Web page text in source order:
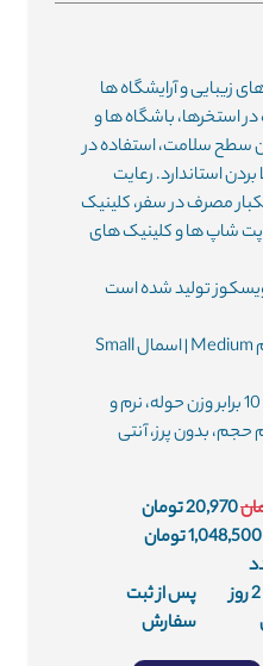
زیبایی و آرایشگاه ها
استخرها، باشگاه ها و
سطح سلامت، استفاده در
استاندارد. رعایت
مصرف در سفر، کلینیک
پت شاپ ها و کلینیک های
ویسکوز تولید شده است
ویژگی ها : جذب آب سریع و بالا تا 10 برابر وزن حوله، نرم و
بدون پرز، آنتی
1 الی 2 روز
پس از ثبت
سفارش